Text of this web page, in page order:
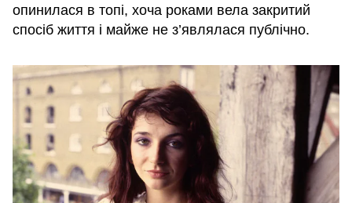
опинилася в топі, хоча роками вела закритий
спосіб життя і майже не з’являлася публічно.